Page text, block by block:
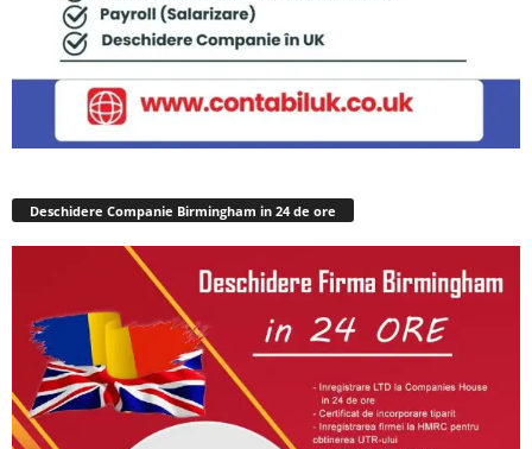
Deschidere Companie Birmingham in 24 de ore